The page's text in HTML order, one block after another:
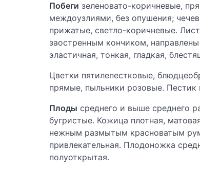
Побеги зеленовато-коричневые,
междоузлиями, без опушения;
прижатые, светло-коричневые.
заостренным кончиком,
эластичная, тонкая, гладкая,
Цветки пятилепестковые,
прямые, пыльники розовые. Пестик
Плоды среднего и выше среднего
бугристые. Кожица плотная,
нежным размытым красноватым
привлекательная. Плодоножка
полуоткрытая.